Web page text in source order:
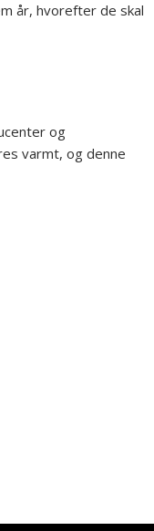
år, hvorefter de skal
og
varmt, og denne